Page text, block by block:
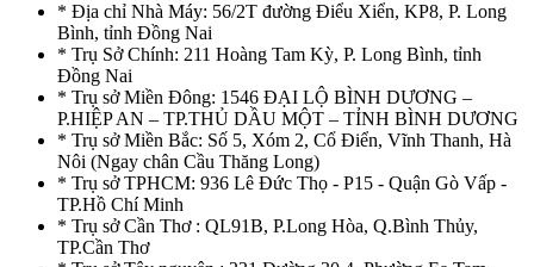
* Địa chỉ Nhà Máy: 56/2T đường Điểu Xiển, KP8, P. Long
Bình, tỉnh Đồng Nai
* Trụ Sở Chính: 211 Hoàng Tam Kỳ, P. Long Bình, tỉnh
Đồng Nai
* Trụ sở Miền Đông: 1546 ĐẠI LỘ BÌNH DƯƠNG –
P.HIỆP AN – TP.THỦ DẦU MỘT – TỈNH BÌNH DƯƠNG
* Trụ sở Miền Bắc: Số 5, Xóm 2, Cổ Điển, Vĩnh Thanh, Hà
Nôi (Ngay chân Cầu Thăng Long)
* Trụ sở TPHCM: 936 Lê Đức Thọ - P15 - Quận Gò Vấp -
TP.Hồ Chí Minh
* Trụ sở Cần Thơ : QL91B, P.Long Hòa, Q.Bình Thủy,
TP.Cần Thơ